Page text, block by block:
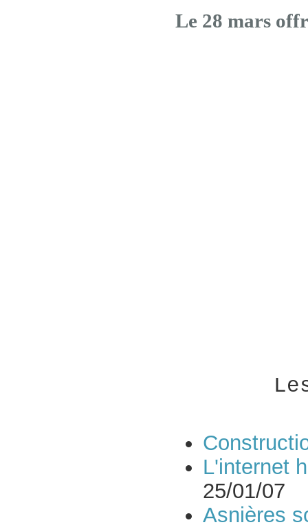
Le 28 mars
L'internet
25/01/07
Asnières